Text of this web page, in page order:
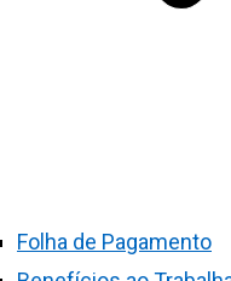
Folha de Pagamento